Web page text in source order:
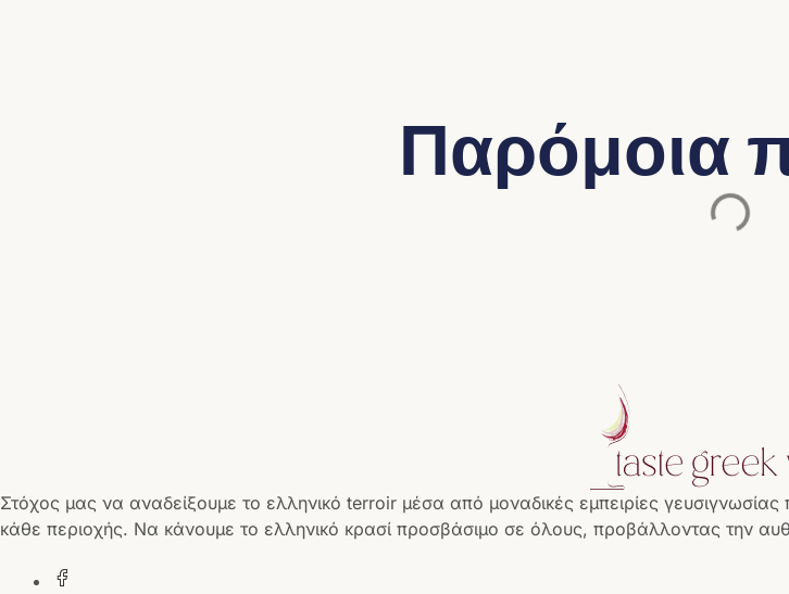
Παρόμοια
Στόχος μας να αναδείξουμε το ελληνικό terroir μέσα από μοναδικές εμπειρίες
κάθε περιοχής. Να κάνουμε το ελληνικό κρασί προσβάσιμο σε όλους, προβάλλοντας την